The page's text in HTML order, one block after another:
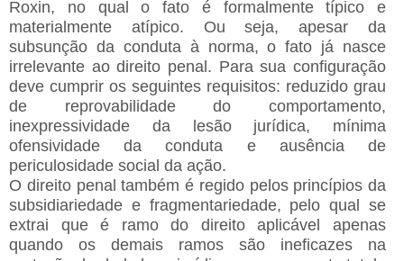
Roxin, no qual o fato é formalmente típico e
materialmente atípico. Ou seja, apesar da
subsunção da conduta à norma, o fato já nasce
irrelevante ao direito penal. Para sua configuração
deve cumprir os seguintes requisitos: reduzido grau
de reprovabilidade do comportamento,
inexpressividade da lesão jurídica, mínima
ofensividade da conduta e ausência de
periculosidade social da ação.
O direito penal também é regido pelos princípios da
subsidiariedade e fragmentariedade, pelo qual se
extrai que é ramo do direito aplicável apenas
quando os demais ramos são ineficazes na